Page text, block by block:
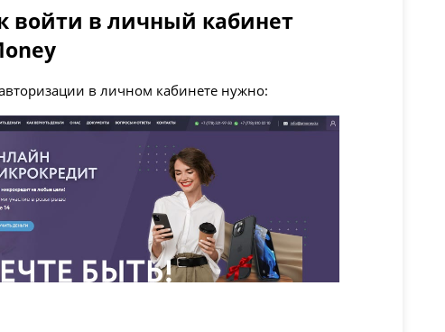
войти в личный кабинет
в личном кабинете нужно: